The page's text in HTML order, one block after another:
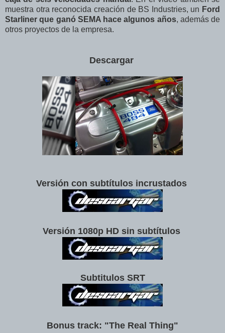
muestra otra reconocida creación de BS Industries, un Ford
Starliner que ganó SEMA hace algunos años, además de
otros proyectos de la empresa.
Descargar
Versión con subtítulos incrustados
Versión 1080p HD sin subtítulos
Subtitulos SRT
Bonus track: "The Real Thing"